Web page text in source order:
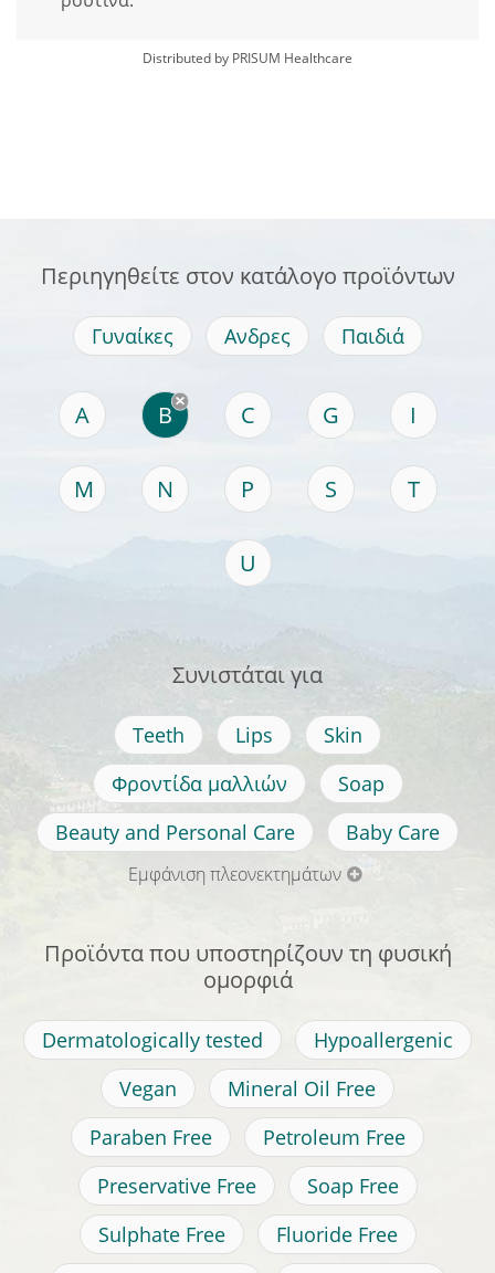
Distributed by PRISUM Healthcare
Περιηγηθείτε στον κατάλογο προϊόντων
Γυναίκες Ανδρες Παιδιά
A B C G I
M N P S T
U
Συνιστάται για
Teeth Lips
Skin
Φροντίδα μαλλιών
Soap
Beauty and Personal Care
Baby Care
Εμφάνιση πλεονεκτημάτων
Προϊόντα που υποστηρίζουν τη φυσική
ομορφιά
Dermatologically tested
Hypoallergenic
Vegan
Mineral Oil Free
Paraben Free
Petroleum Free
Preservative Free
Soap Free
Sulphate Free
Fluoride Free